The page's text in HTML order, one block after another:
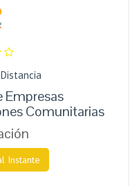
Empresas
Comunitarias
Instante